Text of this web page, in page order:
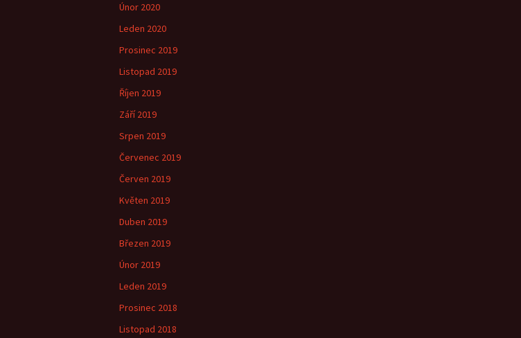
Únor 2020
Leden 2020
Prosinec 2019
Listopad 2019
Říjen 2019
Září 2019
Srpen 2019
Červenec 2019
Červen 2019
Květen 2019
Duben 2019
Březen 2019
Únor 2019
Leden 2019
Prosinec 2018
Listopad 2018